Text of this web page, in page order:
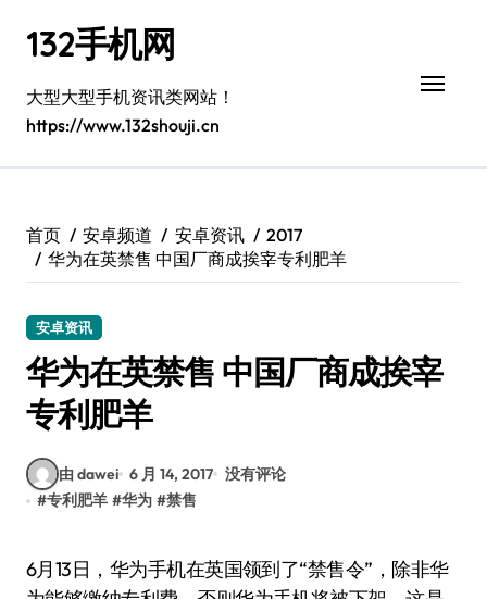
132手机网
大型大型手机资讯类网站！
https://www.132shouji.cn
首页 安卓频道 安卓资讯
2017
华为在英禁售 中国厂商成挨宰专利肥羊
安卓资讯
华为在英禁售 中国厂商成挨宰
专利肥羊
由 dawei 6 月 14, 2017 没有评论
#专利肥羊 #华为 #禁售
6月13日，华为手机在英国领到了“禁售令”，除非华